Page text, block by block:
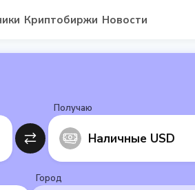
Криптобиржи Новости
Получаю
Наличные USD
Город